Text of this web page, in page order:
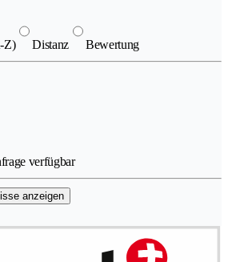
Z) Distanz Bewertung
verfügbar
anzeigen